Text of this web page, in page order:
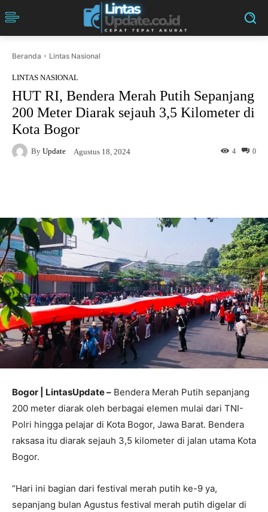
Beranda Lintas Nasional
LINTAS NASIONAL
HUT RI, Bendera Merah Putih Sepanjang
200 Meter Diarak sejauh 3,5 Kilometer di
Kota Bogor
By Update Agustus 18, 2024 0
4
Bogor | LintasUpdate – Bendera Merah Putih sepanjang
200 meter diarak oleh berbagai elemen mulai dari TNI-
Polri hingga pelajar di Kota Bogor, Jawa Barat. Bendera
raksasa itu diarak sejauh 3,5 kilometer di jalan utama Kota
Bogor.
“Hari ini bagian dari festival merah putih ke-9 ya,
sepanjang bulan Agustus festival merah putih digelar di